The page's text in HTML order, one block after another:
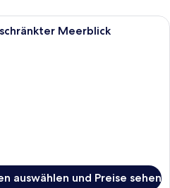
Ein ordentlich bezogenes Bett mit
Meerblick
auswählen und Preise sehen